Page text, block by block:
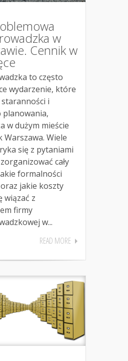
w
Cennik w
to często
wydarzenie, które
i
w dużym mieście
Warszawa. Wiele
się z pytaniami
cały
formalności
oraz jakie koszty
wiązać z
firmy
w...
READ MORE